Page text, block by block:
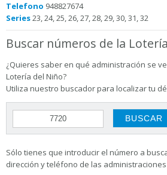
Telefono 948827674
Series23, 24, 25, 26, 27, 28, 29, 30, 31, 32
Buscar números de la
¿Quieres saber en qué administración se
Lotería del Niño?
Utiliza nuestro buscador para localizar tu
Sólo tienes que introducir el número a
dirección y teléfono de las